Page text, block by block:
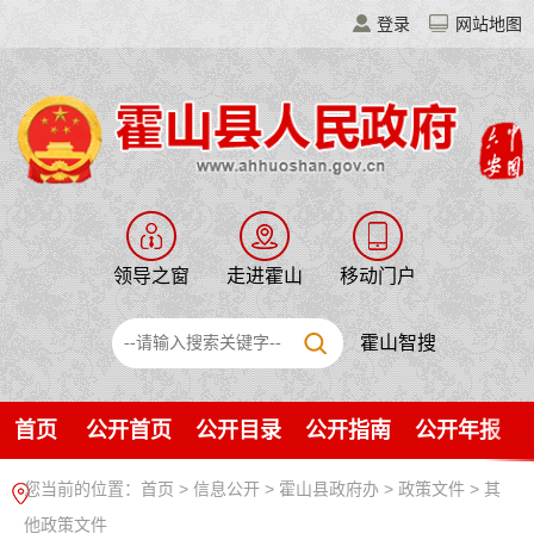
登录 网站地图
领导之窗 走进霍山 移动门户
霍山智搜
首页 公开首页 公开目录 公开指南 公开年报
您当前的位置： 首页 > 信息公开 > 霍山县政府办 > 政策文件 > 其
他政策文件